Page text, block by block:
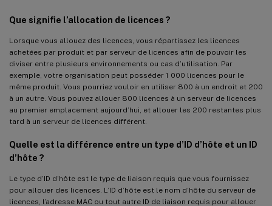
Que signifie l’allocation de licences ?
Lorsque vous allouez des licences, vous répartissez les licences
achetées par produit et par serveur de licences afin de pouvoir les
diviser entre plusieurs environnements ou cas d’utilisation. Par
exemple, votre organisation peut posséder 1 000 licences pour le
même produit. Vous pourriez vouloir en utiliser 800 à un endroit et 200
à un autre. Vous pouvez allouer 800 licences à un serveur de licences
au premier emplacement aujourd’hui, et allouer les 200 restantes plus
tard à un serveur de licences différent.
Quelle est la différence entre un type d’ID d’hôte et un ID
d’hôte ?
Le type d’ID d’hôte est le type de liaison requis que vous fournissez
pour allouer des licences. L’ID d’hôte est le nom d’hôte du serveur de
licences, l’adresse MAC ou tout autre ID de liaison requis pour allouer